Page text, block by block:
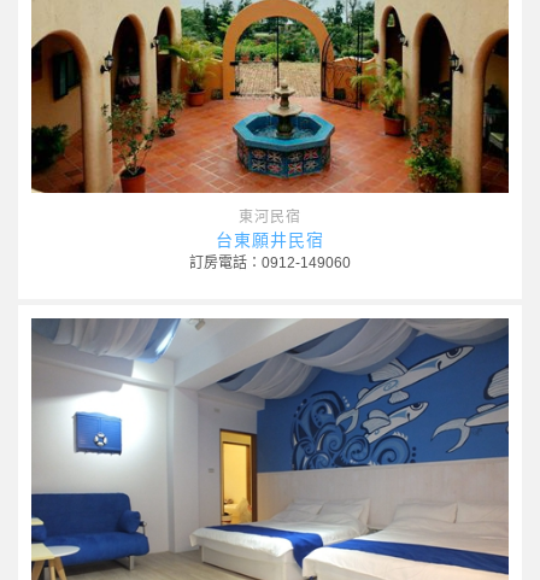
東河民宿
台東願井民宿
訂房電話：0912-149060